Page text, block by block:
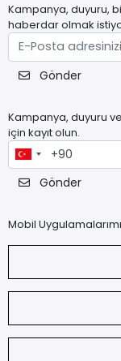
Kampanya, duyuru,
haberdar olmak
Gönder
Kampanya, duyuru
için kayıt olun.
Gönder
Mobil